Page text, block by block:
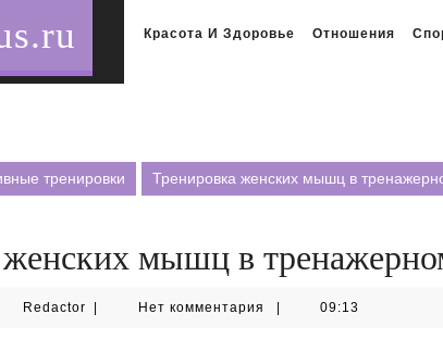
Красота И Здоровье Отношения
тренировки Тренировка женских мышц в
мышц в
Redactor RedactorНет комментария 09:13